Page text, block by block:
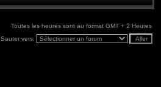
Toutes les heures sont au format GMT + 2 Heures
Sauter vers: